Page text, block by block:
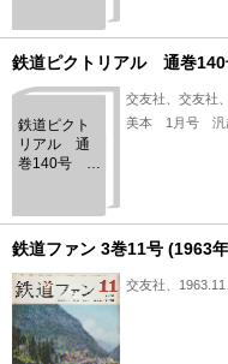
鉄道ピクトリアル 通巻
鉄道ピクト
リアル 通
巻140号 巻
交友社、交友社
美本 1月号 汎
鉄道ファン 3巻11号 (1963
交友社、